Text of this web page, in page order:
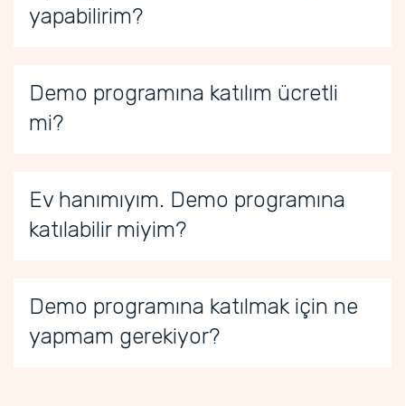
yapabilirim?
Demo programına katılım ücretli
mi?
Ev hanımıyım. Demo programına
katılabilir miyim?
Demo programına katılmak için ne
yapmam gerekiyor?